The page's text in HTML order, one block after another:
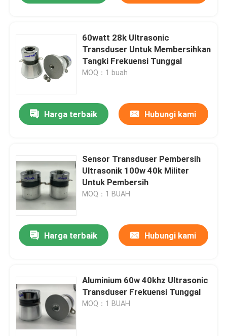
Produk
Tentang kami
Tur Pabrik
Hubungi kami
Permintaan Penawaran
60watt 28k Ultrasonic
Transduser Untuk Membersihkan
Tangki Frekuensi Tunggal
MOQ：1 buah
Harga terbaik Hubungi kami
Sensor Transduser Pembersih
Ultrasonik 100w 40k Militer
Untuk Pembersih
MOQ：1 BUAH
Harga terbaik Hubungi kami
Aluminium 60w 40khz Ultrasonic
Transduser Frekuensi Tunggal
MOQ：1 BUAH